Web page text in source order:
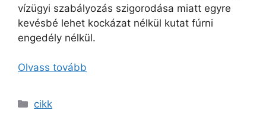
vízügyi szabályozás szigorodása miatt egyre
kevésbé lehet kockázat nélkül kutat fúrni
engedély nélkül.
Olvass tovább
Kategória
cikk